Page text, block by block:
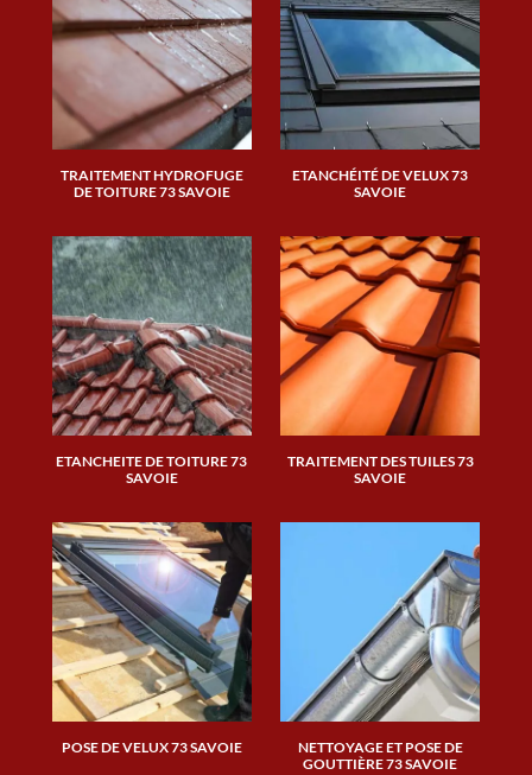
TRAITEMENT HYDROFUGE
DE TOITURE 73 SAVOIE
ETANCHÉITÉ DE VELUX 73
SAVOIE
ETANCHEITE DE TOITURE 73
SAVOIE
TRAITEMENT DES TUILES 73
SAVOIE
POSE DE VELUX 73 SAVOIE
NETTOYAGE ET POSE DE
GOUTTIÈRE 73 SAVOIE